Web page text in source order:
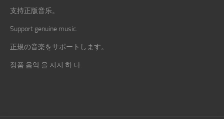
支持正版音乐。
Support genuine music.
正規の音楽をサポートします。
정품 음악 을 지지 하 다.